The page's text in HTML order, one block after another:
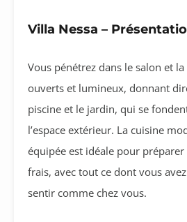
Villa Nessa –
Vous pénétrez dans le salon et
ouverts et lumineux, donnant
piscine et le jardin, qui se
l’espace extérieur. La cuisine
équipée est idéale pour préparer
frais, avec tout ce dont vous
sentir comme chez vous.